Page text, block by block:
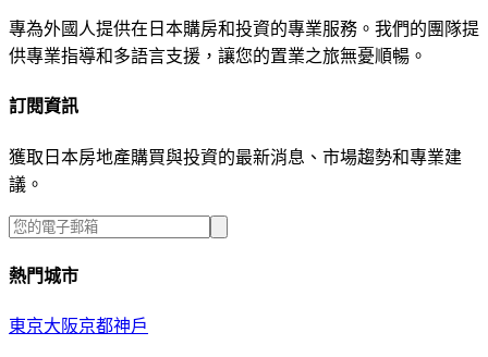
專為外國人提供在日本購房和投資的專業服務。我們的團隊提
供專業指導和多語言支援，讓您的置業之旅無憂順暢。
訂閱資訊
獲取日本房地產購買與投資的最新消息、市場趨勢和專業建
議。
熱門城市
東京大阪京都神戶